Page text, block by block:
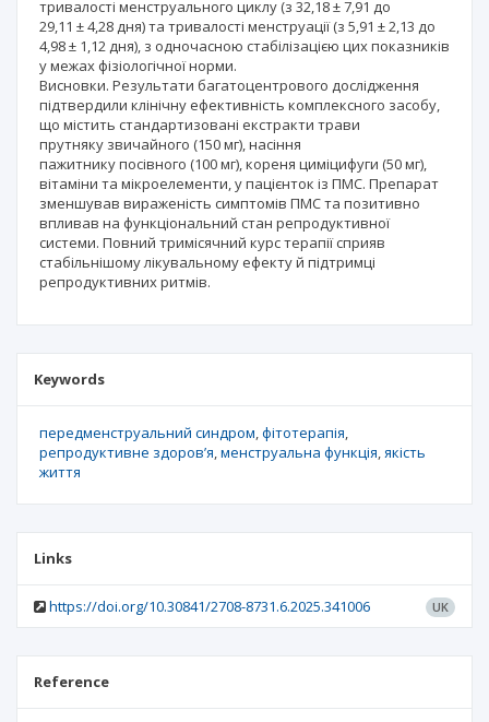
тривалості менструального циклу (з 32,18 ± 7,91 до
29,11 ± 4,28 дня) та тривалості менструації (з 5,91 ± 2,13 до
4,98 ± 1,12 дня), з одночасною стабілізацією цих показників
у межах фізіологічної норми.
Висновки. Результати багатоцентрового дослідження
підтвердили клінічну ефективність комплексного засобу,
що містить стандартизовані екстракти трави
прутняку звичайного (150 мг), насіння
пажитнику посівного (100 мг), кореня циміцифуги (50 мг),
вітаміни та мікроелементи, у пацієнток із ПМС. Препарат
зменшував вираженість симптомів ПМС та позитивно
впливав на функціональний стан репродуктивної
системи. Повний тримісячний курс терапії сприяв
стабільнішому лікувальному ефекту й підтримці
репродуктивних ритмів.
Keywords
передменструальний синдром фітотерапія
репродуктивне здоров’я менструальна функція якість
життя
Links
https://doi.org/10.30841/2708-8731.6.2025.341006 UK
Reference